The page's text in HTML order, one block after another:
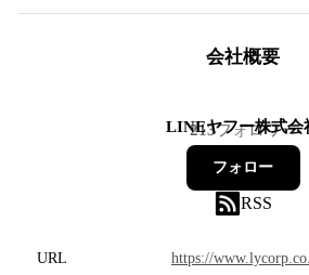
会社概要
LINEヤフー株式会
213フォロワー
フォロー
RSS
URL
https://